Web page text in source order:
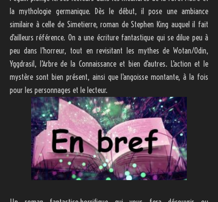
la mythologie germanique. Dès le début, il pose une ambiance
similaire à celle de Simetierre, roman de Stephen King auquel il fait
d’ailleurs référence. On a une écriture fantastique qui se dilue peu à
peu dans l’horreur, tout en revisitant les mythes de Wotan/Odin,
Yggdrasil, l’Arbre de la Connaissance et bien d’autres. L’action et le
mystère sont bien présent, ainsi que l’angoisse montante, à la fois
pour les personnages et le lecteur.